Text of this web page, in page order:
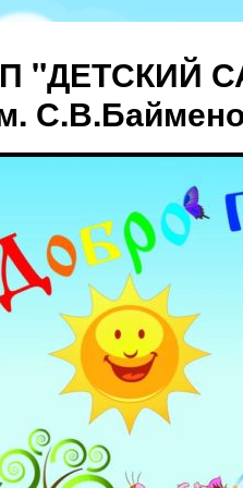
"ДЕТСКИЙ